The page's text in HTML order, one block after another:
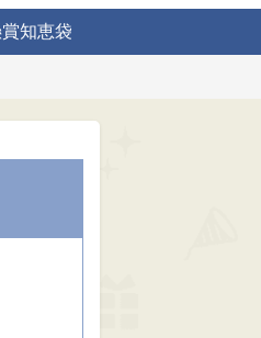
賞知恵袋